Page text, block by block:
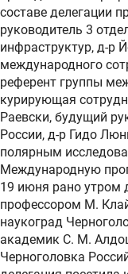
составе делегации
руководитель 3
инфраструктур, д-р
международного
референт группы
курирующая
Раевски, будущий
России, д-р Гидо
полярным
Международную
19 июня рано утром
профессором М.
наукоград
академик С. М.
Черноголовка